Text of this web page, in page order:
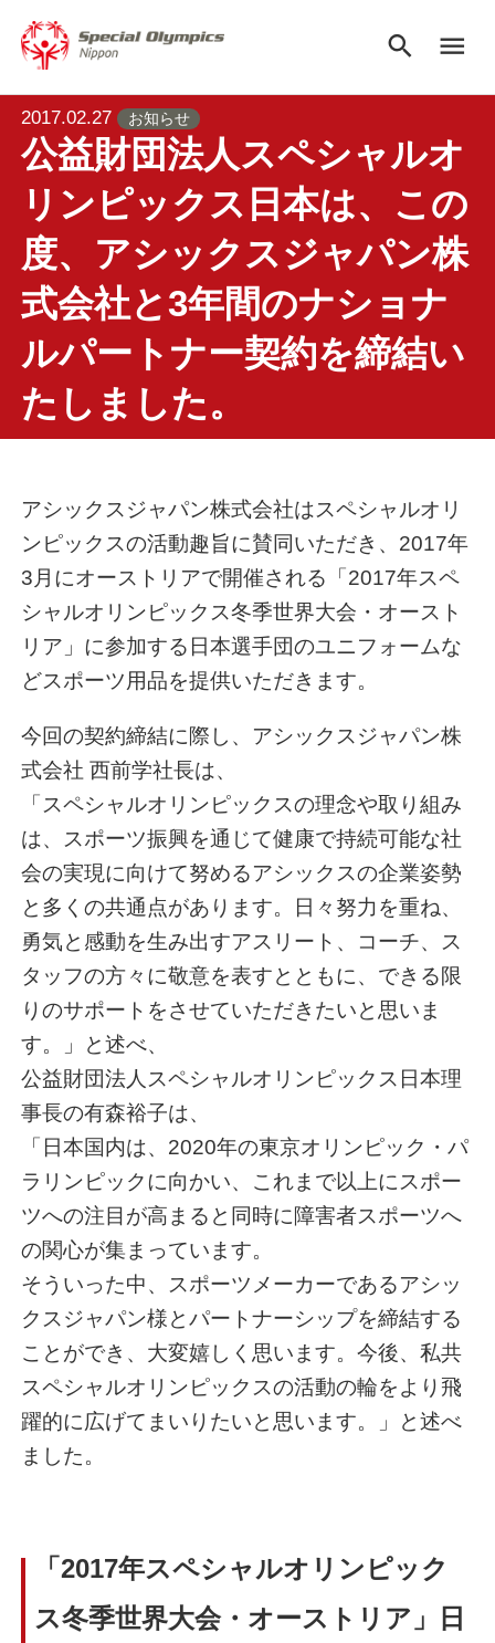
search menu
2017.02.27 お知らせ
公益財団法人スペシャルオ
リンピックス日本は、この
度、アシックスジャパン株
式会社と3年間のナショナ
ルパートナー契約を締結い
たしました。
アシックスジャパン株式会社はスペシャルオリ
ンピックスの活動趣旨に賛同いただき、2017年
3月にオーストリアで開催される「2017年スペ
シャルオリンピックス冬季世界大会・オースト
リア」に参加する日本選手団のユニフォームな
どスポーツ用品を提供いただきます。
今回の契約締結に際し、アシックスジャパン株
式会社 西前学社長は、
「スペシャルオリンピックスの理念や取り組み
は、スポーツ振興を通じて健康で持続可能な社
会の実現に向けて努めるアシックスの企業姿勢
と多くの共通点があります。日々努力を重ね、
勇気と感動を生み出すアスリート、コーチ、ス
タッフの方々に敬意を表すとともに、できる限
りのサポートをさせていただきたいと思いま
す。」と述べ、
公益財団法人スペシャルオリンピックス日本理
事長の有森裕子は、
「日本国内は、2020年の東京オリンピック・パ
ラリンピックに向かい、これまで以上にスポー
ツへの注目が高まると同時に障害者スポーツへ
の関心が集まっています。
そういった中、スポーツメーカーであるアシッ
クスジャパン様とパートナーシップを締結する
ことができ、大変嬉しく思います。今後、私共
スペシャルオリンピックスの活動の輪をより飛
躍的に広げてまいりたいと思います。」と述べ
ました。
「2017年スペシャルオリンピック
ス冬季世界大会・オーストリア」日